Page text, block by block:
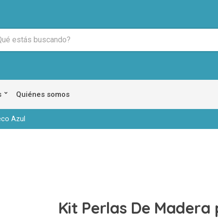
Quiénes somos
Azul
Kit Perlas De